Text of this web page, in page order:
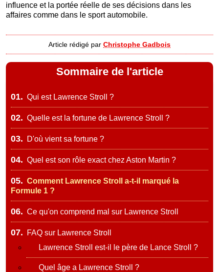
influence et la portée réelle de ses décisions dans les
affaires comme dans le sport automobile.
Article rédigé par Christophe Gadbois
Sommaire de l'article
01. Qui est Lawrence Stroll ?
02. Quelle est la fortune de Lawrence Stroll ?
03. D'où vient sa fortune ?
04. Quel est son rôle exact chez Aston Martin ?
05. Comment Lawrence Stroll a-t-il marqué la
Formule 1 ?
06. Ce qu'on comprend mal sur Lawrence Stroll
07.
FAQ sur Lawrence Stroll
Lawrence Stroll est-il le père de Lance Stroll ?
Quel âge a Lawrence Stroll ?